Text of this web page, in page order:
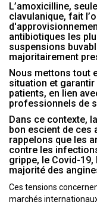
L’amoxicilline,
clavulanique, fait
antibiotiques les
suspensions
majoritairement
Nous mettons tout
situation et
patients, en lien
professionnels de
Dans ce contexte,
bon escient de ces
rappelons que les
contre les
grippe, le Covid-
majorité des
Ces tensions
marchés